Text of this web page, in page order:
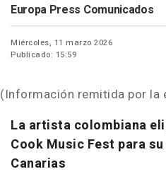
Europa Press Comunicados
Miércoles, 11 marzo 2026
Publicado: 15:59
(Información remitida por la
La artista colombiana
Cook Music Fest para
Canarias